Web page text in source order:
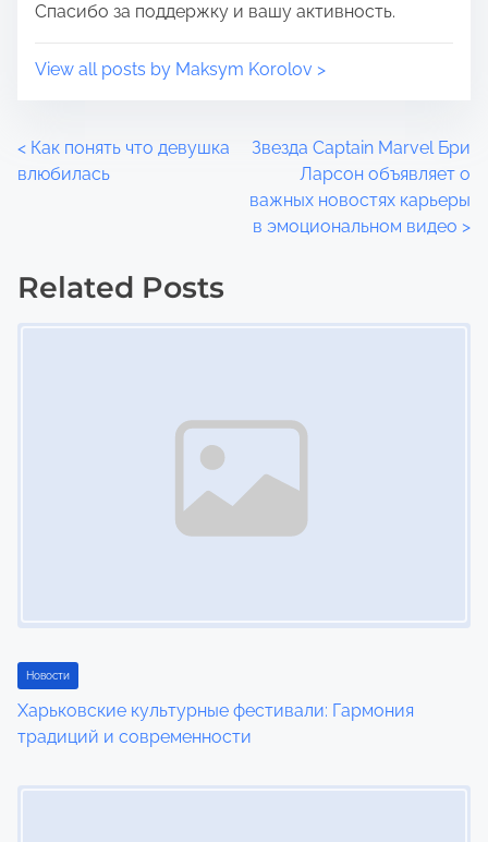
Спасибо за поддержку и вашу активность.
View all posts by Maksym Korolov >
P
t
i
o
< Как понять что девушка
влюбилась
Звезда Captain Marvel Бри
Ларсон объявляет о
важных новостях карьеры
в эмоциональном видео >
Related Posts
Новости
Харьковские культурные фестивали: Гармония
традиций и современности